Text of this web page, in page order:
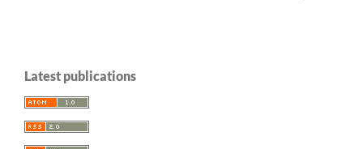
Latest publications